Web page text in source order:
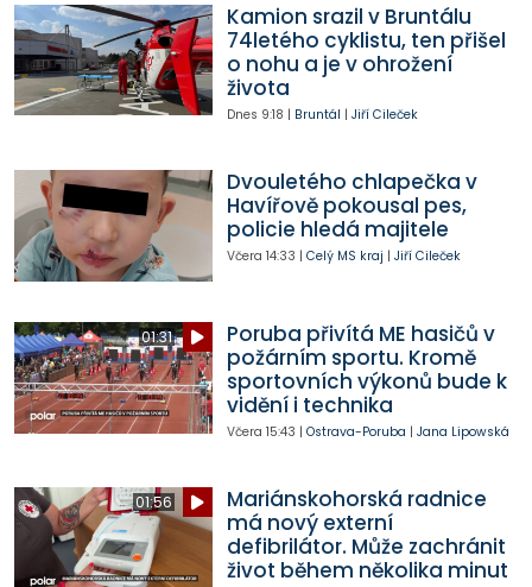
Kamion srazil v Bruntálu
74letého cyklistu, ten přišel
o nohu a je v ohrožení
života
Dnes 9:18 | Bruntál | Jiří Cileček
Dvouletého chlapečka v
Havířově pokousal pes,
policie hledá majitele
Včera 14:33 | Celý MS kraj | Jiří Cileček
01:31
Poruba přivítá ME hasičů v
požárním sportu. Kromě
sportovních výkonů bude k
vidění i technika
Včera 15:43 | Ostrava-Poruba | Jana Lipowská
01:56
Mariánskohorská radnice
má nový externí
defibrilátor. Může zachránit
život během několika minut